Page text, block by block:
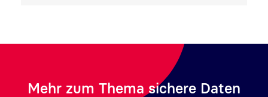
Mehr zum Thema sichere Daten